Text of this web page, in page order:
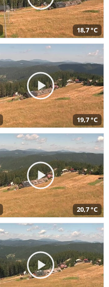
18,7 °C
19,7 °C
20,7 °C